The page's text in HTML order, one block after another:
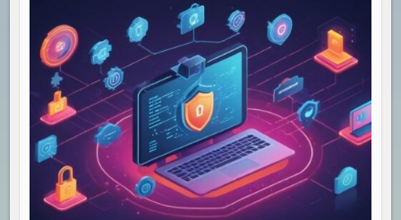
IM
ZEITALTER
DER
INNOVATION
UND
DATENFLUT!